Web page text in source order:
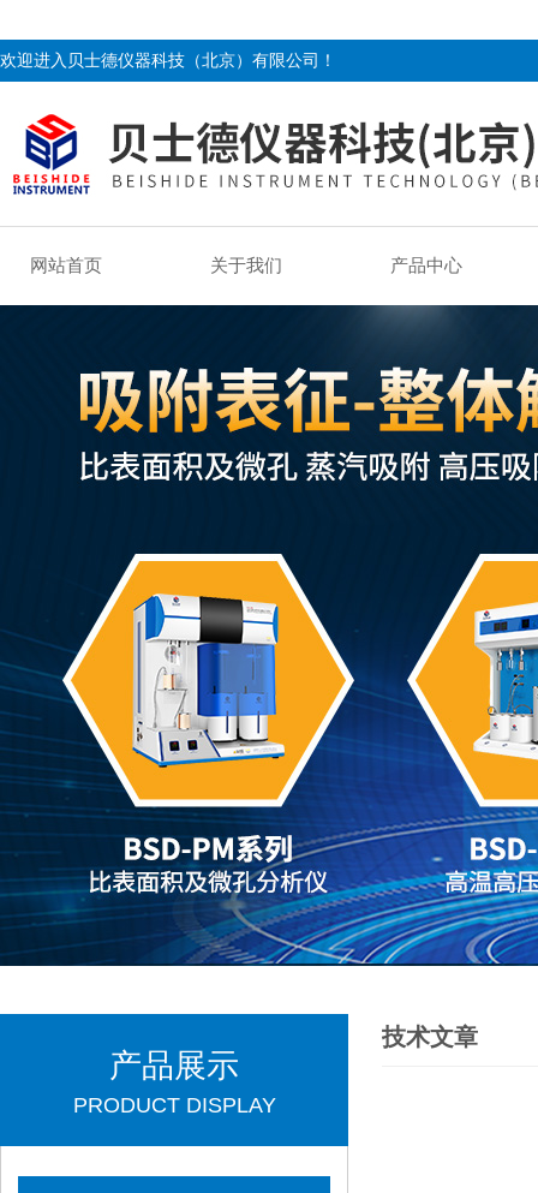
欢迎进入贝士德仪器科技（北京）有限公司！
网站首页 关于我们 产品中心
产品展示
PRODUCT DISPLAY
技术文章